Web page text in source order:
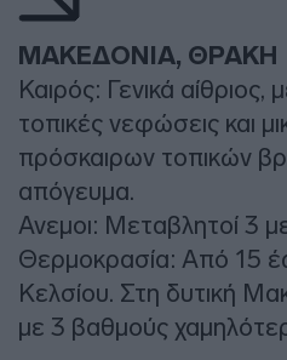
ΜΑΚΕΔΟΝΙΑ, ΘΡΑΚΗ
Καιρός: Γενικά αίθριος,
τοπικές νεφώσεις και
πρόσκαιρων τοπικών
απόγευμα.
Ανεμοι: Μεταβλητοί 3
Θερμοκρασία: Από 15
Κελσίου. Στη δυτική
με 3 βαθμούς